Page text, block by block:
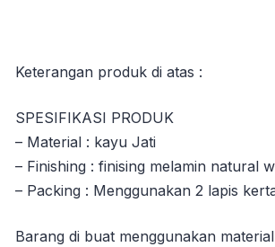
Keterangan produk di atas :
SPESIFIKASI PRODUK
– Material : kayu Jati
– Finishing : finising melamin natural
– Packing : Menggunakan 2 lapis
Barang di buat menggunakan